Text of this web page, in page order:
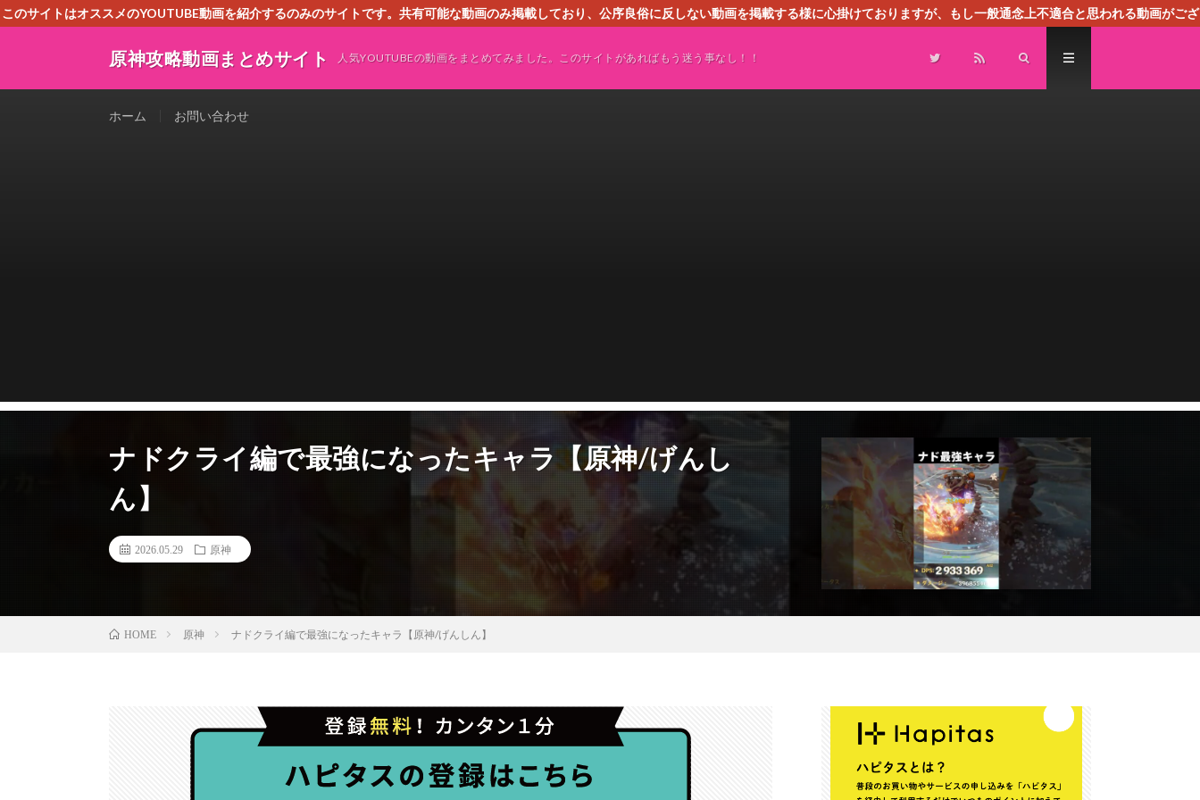
このサイトはオススメのYOUTUBE動画を紹介するのみのサイトです。共有可能な動画のみ掲載しており、公序良俗に反しない動画を掲載する様に心掛けておりますが、もし一般通念上不適合と思われる動画がござ
原神攻略動画まとめサイト 人気YOUTUBEの動画をまとめてみました。このサイトがあればもう迷う事なし！！
ホーム お問い合わせ
ナドクライ編で最強になったキャラ【原神/げんし
ん】
2026.05.29 原神
HOME 原神 ナドクライ編で最強になったキャラ【原神/げんしん】